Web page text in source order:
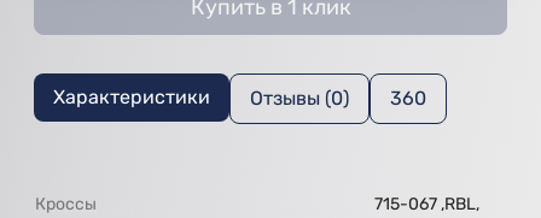
Купить в 1 клик
Характеристики Отзывы (0) 360
Кроссы 715-067 ,RBL,